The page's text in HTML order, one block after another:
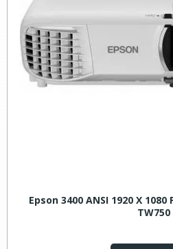
Epson 3400 ANSI 1920 X
TW750